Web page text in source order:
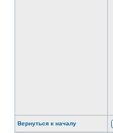
Вернуться к началу